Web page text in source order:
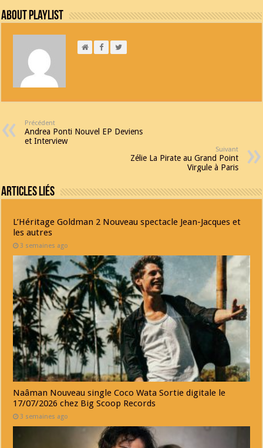
About Playlist
Précédent
Andrea Ponti Nouvel EP Deviens
et Interview
Suivant
Zélie La Pirate au Grand Point
Virgule à Paris
Articles Liés
L’Héritage Goldman 2 Nouveau spectacle Jean-Jacques et
les autres
3 semaines ago
Naâman Nouveau single Coco Wata Sortie digitale le
17/07/2026 chez Big Scoop Records
3 semaines ago